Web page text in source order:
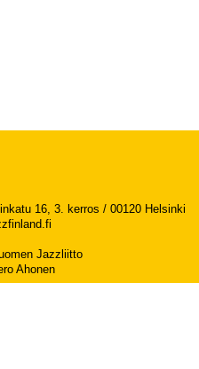
16, 3. kerros / 00120 Helsinki
Jazzliitto
Ahonen